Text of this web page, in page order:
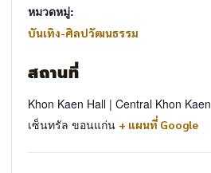
หมวดหมู่:
บันเทิง-ศิลปวัฒนธรรม
สถานที่
Khon Kaen Hall | Central Khon Kaen
เซ็นทรัล ขอนแก่น + แผนที่ Google